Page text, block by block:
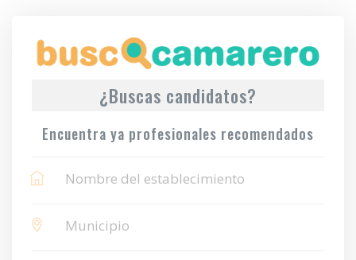
¿Buscas candidatos?
Encuentra ya profesionales recomendados